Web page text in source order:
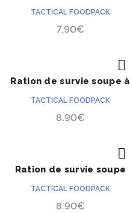
TACTICAL FOODPACK
7.90€
ACHETER
Ration de survie soupe à
TACTICAL FOODPACK
8.90€
ACHETER
Ration de survie soupe
TACTICAL FOODPACK
8.90€